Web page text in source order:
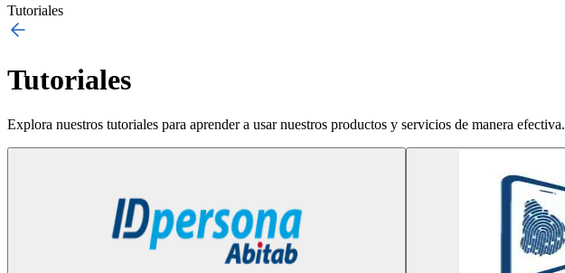
Tutoriales
Tutoriales
Explora nuestros tutoriales para aprender a usar nuestros productos y servicios de manera efectiva.